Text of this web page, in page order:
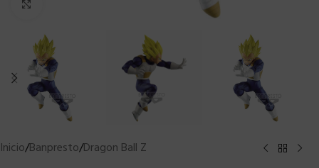
Inicio/Banpresto/Dragon Ball Z